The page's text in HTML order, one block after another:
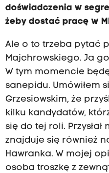
doświadczenia w
żeby dostać pracę w
Ale o to trzeba pytać
Majchrowskiego. Ja
W tym momencie
sanepidu. Umówiłem
Grzesiowskim, że
kilku kandydatów,
się do tej roli.
znajduje się również
Hawranka. W mojej
osoba troszkę z